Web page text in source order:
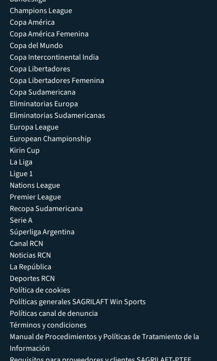
Champions League
Copa América
Copa América Femenina
Copa del Mundo
Copa Intercontinental India
Copa Libertadores
Copa Libertadores Femenina
Copa Sudamericana
Eliminatorias Europa
Eliminatorias Sudamericanas
Europa League
European Championship
Kirin Cup
La Liga
Ligue 1
Nations League
Premier League
Recopa Sudamericana
Serie A
Súperliga Argentina
Canal RCN
Noticias RCN
La República
Deportes RCN
Política de cookies
Políticas generales SAGRILAFT Win Sports
Políticas canal de denuncia
Términos y condiciones
Manual de Procedimientos y Políticas de Tratamiento de la
Información